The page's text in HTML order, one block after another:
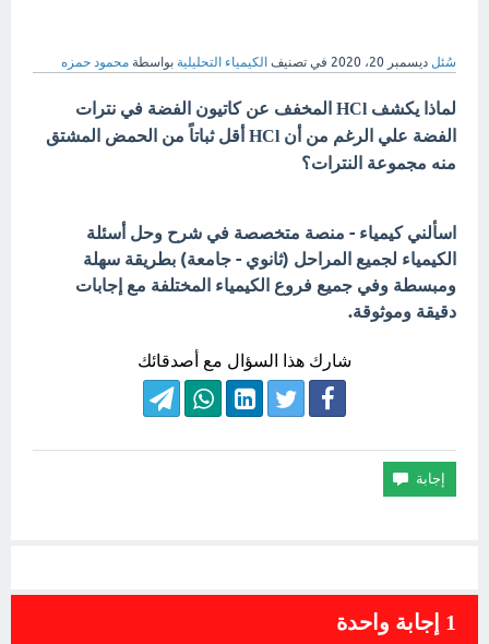
سُئل ديسمبر 20، 2020 في تصنيف الكيمياء التحليلية بواسطة محمود حمزه
لماذا يكشف HCl المخفف عن كاتيون الفضة في نترات
الفضة علي الرغم من أن HCl أقل ثباتاً من الحمض المشتق
منه مجموعة النترات؟
اسألني كيمياء - منصة متخصصة في شرح وحل أسئلة
الكيمياء لجميع المراحل (ثانوي - جامعة) بطريقة سهلة
ومبسطة وفي جميع فروع الكيمياء المختلفة مع إجابات
دقيقة وموثوقة.
شارك هذا السؤال مع أصدقائك
1 إجابة واحدة